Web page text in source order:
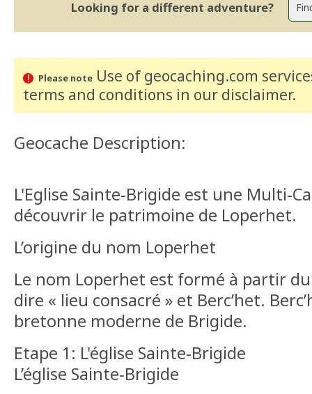
Looking for a different adventure?
Please noteUse of geocaching.com
terms and conditions in our disclaimer.
Geocache Description:
L'Eglise Sainte-Brigide est une Multi-
découvrir le patrimoine de Loperhet.
L’origine du nom Loperhet
Le nom Loperhet est formé à partir
dire « lieu consacré » et Berc’het.
bretonne moderne de Brigide.
Etape 1: L'église Sainte-Brigide
L’église Sainte-Brigide